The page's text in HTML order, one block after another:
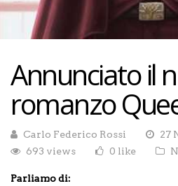
Annunciato il
romanzo
Carlo Federico Rossi
27
693 views
0 like
Parliamo di: